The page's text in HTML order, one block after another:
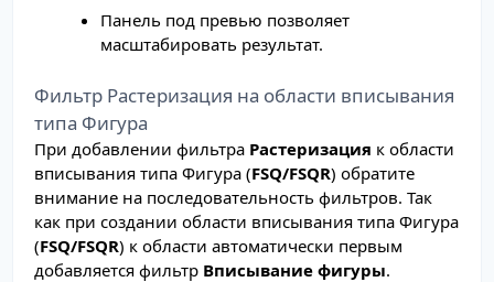
Панель под превью позволяет
масштабировать результат.
Фильтр Растеризация на области вписывания
типа Фигура
При добавлении фильтра Растеризация к области
вписывания типа Фигура (FSQ/FSQR) обратите
внимание на последовательность фильтров. Так
как при создании области вписывания типа Фигура
(FSQ/FSQR) к области автоматически первым
добавляется фильтр Вписывание фигуры.